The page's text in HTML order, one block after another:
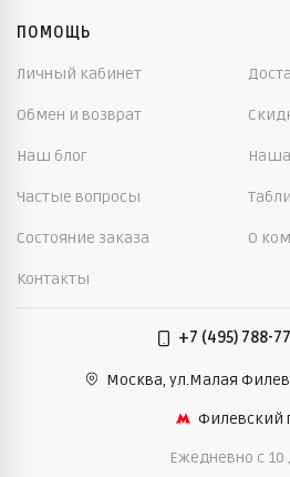
ПОМОЩЬ
Личный кабинет
Обмен и возврат
Наш блог
Частые вопросы
Состояние заказа О
Контакты
+7 (495) 788-
Москва, ул.Малая
Филевский
Ежедневно c 10